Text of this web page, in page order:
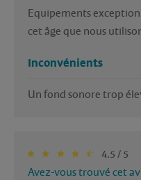
Equipements
cet âge que nous
Inconvénients
Un fond sonore trop
4.5 / 5
Avez-vous trouvé cet